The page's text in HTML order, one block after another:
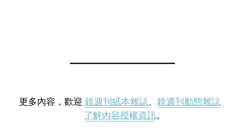
更多內容，歡迎 鏡週刊紙本雜誌、 鏡週刊動態雜誌
了解內容授權資訊。